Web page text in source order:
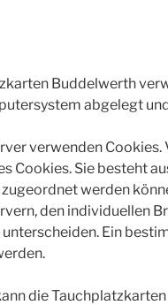
Buddelwerth
abgelegt
verwenden
Cookies. Sie besteht
werden
den individuellen
Ein
die